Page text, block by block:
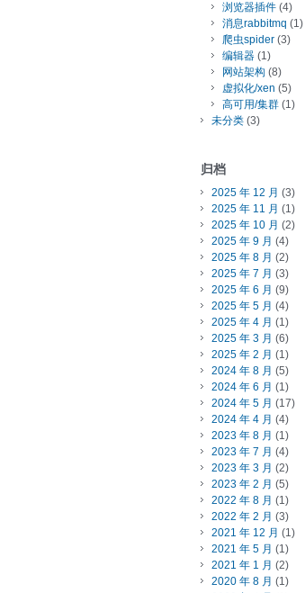
浏览器插件 (4)
消息rabbitmq (1)
爬虫spider (3)
编辑器 (1)
网站架构 (8)
虚拟化/xen (5)
高可用/集群 (1)
未分类 (3)
归档
2025 年 12 月 (3)
2025 年 11 月 (1)
2025 年 10 月 (2)
2025 年 9 月 (4)
2025 年 8 月 (2)
2025 年 7 月 (3)
2025 年 6 月 (9)
2025 年 5 月 (4)
2025 年 4 月 (1)
2025 年 3 月 (6)
2025 年 2 月 (1)
2024 年 8 月 (5)
2024 年 6 月 (1)
2024 年 5 月 (17)
2024 年 4 月 (4)
2023 年 8 月 (1)
2023 年 7 月 (4)
2023 年 3 月 (2)
2023 年 2 月 (5)
2022 年 8 月 (1)
2022 年 2 月 (3)
2021 年 12 月 (1)
2021 年 5 月 (1)
2021 年 1 月 (2)
2020 年 8 月 (1)